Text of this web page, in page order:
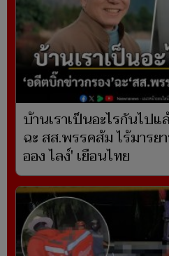
บ้านเราเป็นอะไรกันไป
ฉะ สส.พรรคส้ม ไร้มารย
ออง ไลง์' เยือนไทย